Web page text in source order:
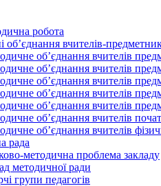
робота
об’єднання вчителів-
об’єднання вчителів
об’єднання вчителів
об’єднання вчителів
об’єднання вчителів
об’єднання вчителів
об’єднання вчителів
об’єднання вчителів
рада
методична проблема закладу
методичної ради
групи педагогів